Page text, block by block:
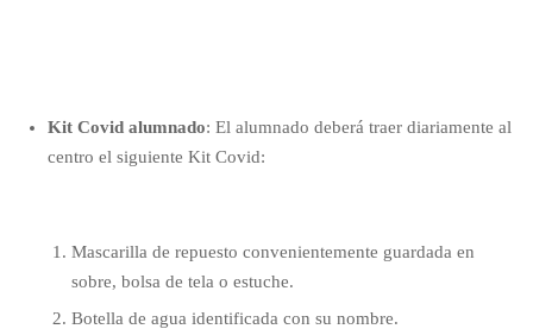
Kit Covid alumnado: El alumnado deberá traer diariamente al
centro el siguiente Kit Covid:
Mascarilla de repuesto convenientemente guardada en
sobre, bolsa de tela o estuche.
Botella de agua identificada con su nombre.